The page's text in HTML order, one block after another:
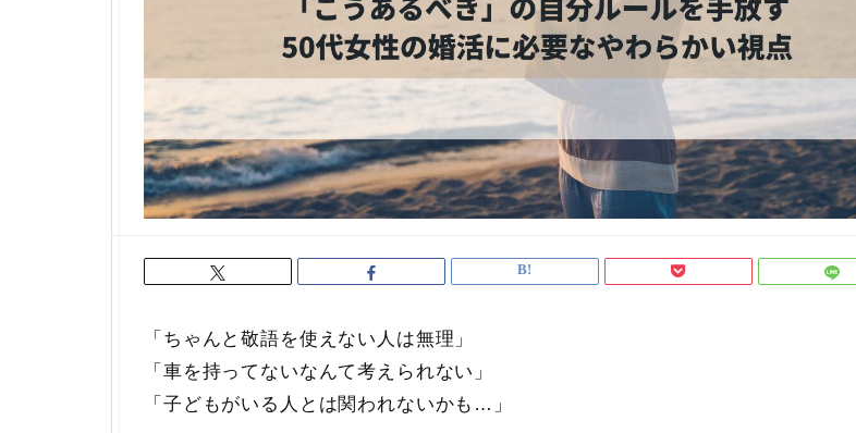
「ちゃんと敬語を使えない人は無理」
「車を持ってないなんて考えられない」
「子どもがいる人とは関われないかも…」